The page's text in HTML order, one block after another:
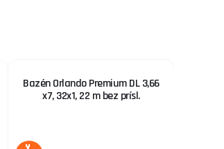
Bazén Orlando Premium DL 3,66
x7, 32x1, 22 m bez prísl.